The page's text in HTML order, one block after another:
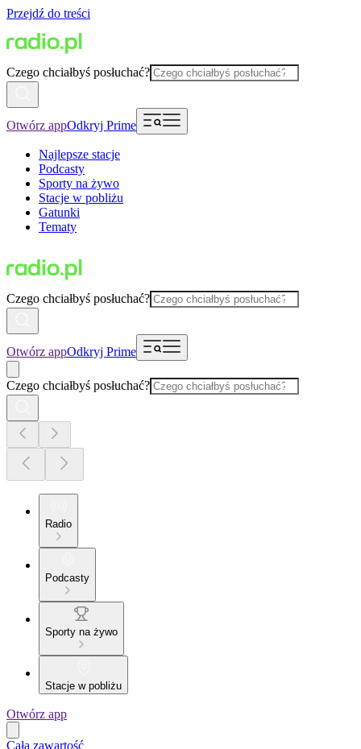
Przejdź do treści
Czego chciałbyś posłuchać?
Otwórz appOdkryj Prime
Najlepsze stacje
Podcasty
Sporty na żywo
Stacje w pobliżu
Gatunki
Tematy
Czego chciałbyś posłuchać?
Otwórz appOdkryj Prime
Czego chciałbyś posłuchać?
Radio
Podcasty
Sporty na żywo
Stacje w pobliżu
Otwórz app
Cała zawartość